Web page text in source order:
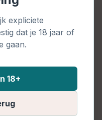
expliciete
dat je 18 jaar of
gaan.
18+